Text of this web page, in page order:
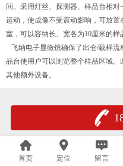
间。采用灯丝、探测器、样品台相
运动，使成像不受震动影响，可放置
室，可以容纳长、宽各为10厘米的样
飞纳电子显微镜确保了出仓/载样
品台使用户可以浏览整个样品区域
其他额外设备。
首页 定位 留言